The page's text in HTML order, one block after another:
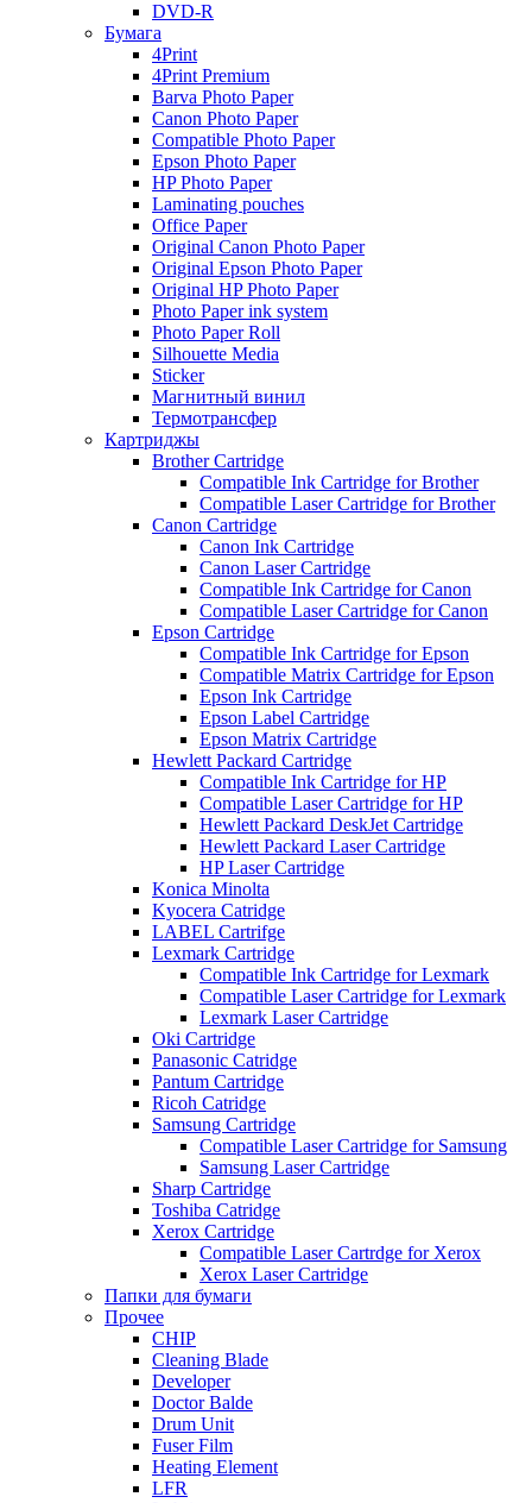
DVD-R
Бумага
4Print
4Print Premium
Barva Photo Paper
Canon Photo Paper
Compatible Photo Paper
Epson Photo Paper
HP Photo Paper
Laminating pouches
Office Paper
Original Canon Photo Paper
Original Epson Photo Paper
Original HP Photo Paper
Photo Paper ink system
Photo Paper Roll
Silhouette Media
Sticker
Магнитный винил
Термотрансфер
Картриджы
Brother Cartridge
Compatible Ink Cartridge for Brother
Compatible Laser Cartridge for Brother
Canon Cartridge
Canon Ink Cartridge
Canon Laser Cartridge
Compatible Ink Cartridge for Canon
Compatible Laser Cartridge for Canon
Epson Cartridge
Compatible Ink Cartridge for Epson
Compatible Matrix Cartridge for Epson
Epson Ink Cartridge
Epson Label Cartridge
Epson Matrix Cartridge
Hewlett Packard Cartridge
Compatible Ink Cartridge for HP
Compatible Laser Cartridge for HP
Hewlett Packard DeskJet Cartridge
Hewlett Packard Laser Cartridge
HP Laser Cartridge
Konica Minolta
Kyocera Catridge
LABEL Cartrifge
Lexmark Cartridge
Compatible Ink Cartridge for Lexmark
Compatible Laser Cartridge for Lexmark
Lexmark Laser Cartridge
Oki Cartridge
Panasonic Catridge
Pantum Cartridge
Ricoh Catridge
Samsung Cartridge
Compatible Laser Cartridge for Samsung
Samsung Laser Cartridge
Sharp Cartridge
Toshiba Catridge
Xerox Cartridge
Compatible Laser Cartrdge for Xerox
Xerox Laser Cartridge
Папки для бумаги
Прочее
CHIP
Cleaning Blade
Developer
Doctor Balde
Drum Unit
Fuser Film
Heating Element
LFR